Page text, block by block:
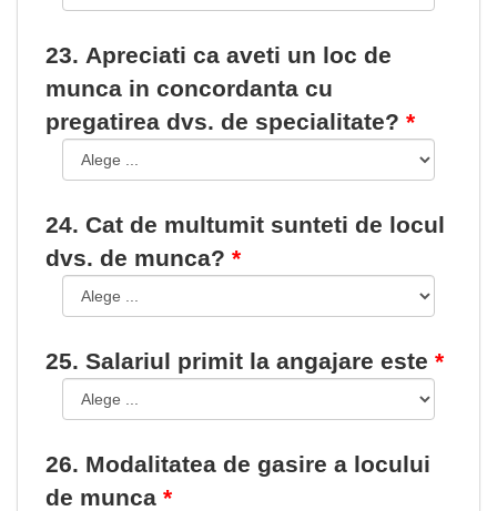
23. Apreciati ca aveti un loc de
munca in concordanta cu
pregatirea dvs. de specialitate?
24. Cat de multumit sunteti de locul
dvs. de munca?
25. Salariul primit la angajare este
26. Modalitatea de gasire a locului
de munca